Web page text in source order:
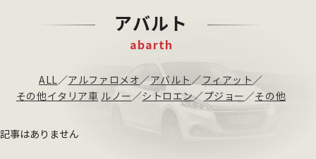
アバルト
abarth
ALL／アルファロメオ／アバルト ／ フィアット／
その他イタリア車 ルノー／シトロエン／プジョー／その他
記事はありません